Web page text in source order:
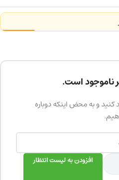
ناموجود است.
کنید و به محض اینکه دوباره
افزودن به لیست انتظار